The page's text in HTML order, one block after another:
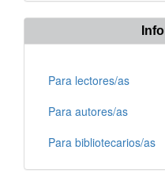
Para lectores/as
Para autores/as
Para bibliotecarios/as